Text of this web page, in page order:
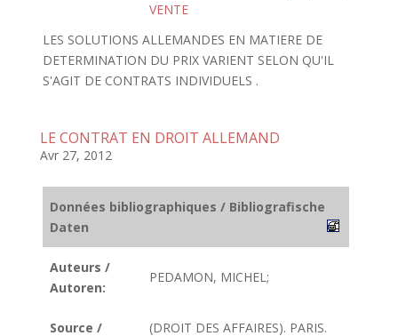
VENTE
LES SOLUTIONS ALLEMANDES EN MATIERE DE
DETERMINATION DU PRIX VARIENT SELON QU'IL
S'AGIT DE CONTRATS INDIVIDUELS .
LE CONTRAT EN DROIT ALLEMAND
Avr 27, 2012
Données bibliographiques / Bibliografische
Daten
Auteurs /
Autoren:
PEDAMON, MICHEL;
Source /
(DROIT DES AFFAIRES). PARIS.